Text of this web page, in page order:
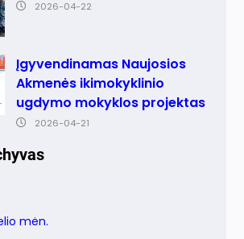
2026-04-22
Įgyvendinamas Naujosios
Akmenės ikimokyklinio
ugdymo mokyklos projektas
2026-04-21
mėn.